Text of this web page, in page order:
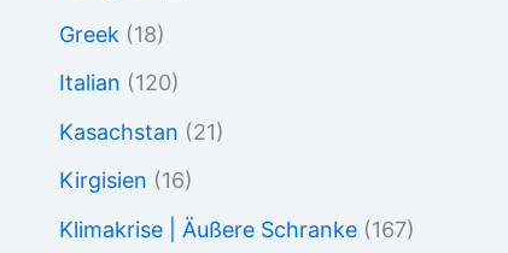
Greek (18)
Italian (120)
Kasachstan (21)
Kirgisien (16)
Klimakrise | Äußere Schranke (167)